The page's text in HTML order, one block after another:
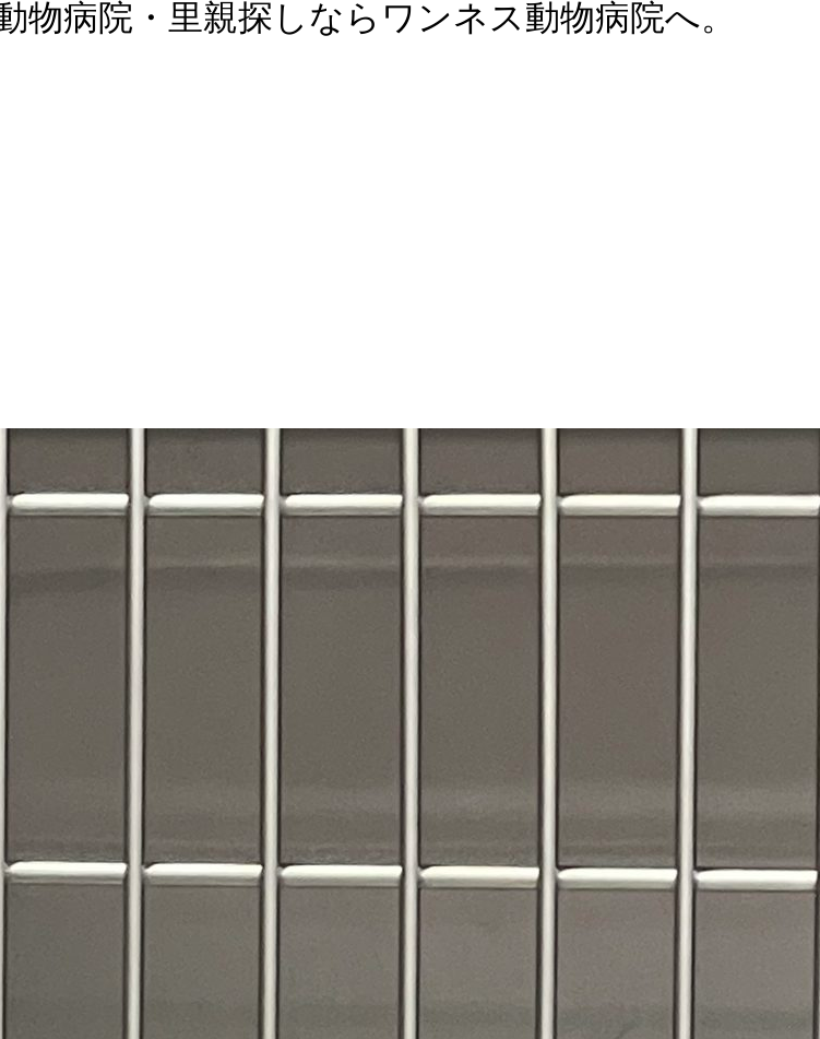
病院・里親探しならワンネス動物病院へ。